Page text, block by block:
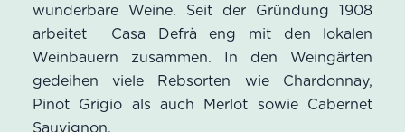
wunderbare Weine. Seit der Gründung 1908
arbeitet Casa Defrà eng mit den lokalen
Weinbauern zusammen. In den Weingärten
gedeihen viele Rebsorten wie Chardonnay,
Pinot Grigio als auch Merlot sowie Cabernet
Sauvignon.